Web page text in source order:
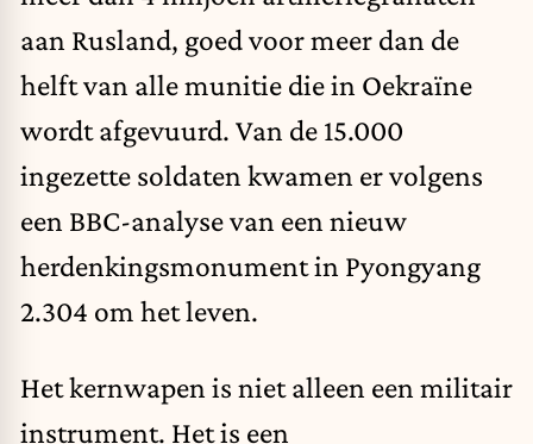
aan Rusland, goed voor meer dan de
helft van alle munitie die in Oekraïne
wordt afgevuurd. Van de 15.000
ingezette soldaten kwamen er volgens
een BBC-analyse van een nieuw
herdenkingsmonument in Pyongyang
2.304 om het leven.
Het kernwapen is niet alleen een militair
instrument. Het is een